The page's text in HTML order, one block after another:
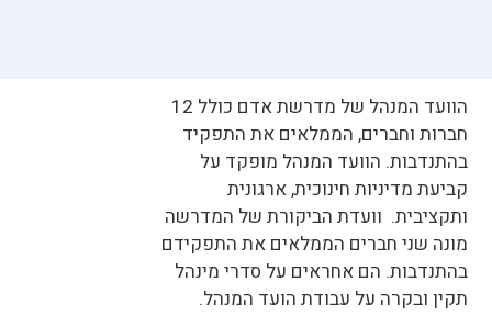
הוועד המנהל של מדרשת אדם כולל 12
חברות וחברים, הממלאים את התפקיד
בהתנדבות. הוועד המנהל מופקד על
קביעת מדיניות חינוכית, ארגונית
ותקציבית. וועדת הביקורת של המדרשה
מונה שני חברים הממלאים את התפקידם
בהתנדבות. הם אחראים על סדרי מינהל
תקין ובקרה על עבודת הועד המנהל.